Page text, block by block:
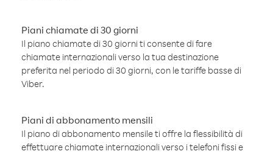
Piani chiamate di 30 giorni
Il piano chiamate di 30 giorni ti consente di fare
chiamate internazionali verso la tua destinazione
preferita nel periodo di 30 giorni, con le tariffe basse di
Viber.
Piani di abbonamento mensili
Il piano di abbonamento mensile ti offre la flessibilità di
effettuare chiamate internazionali verso i telefoni fissi e